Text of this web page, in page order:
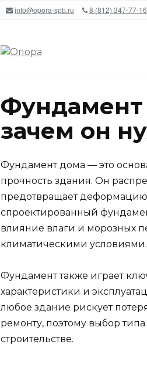
info@opora-spb.ru 8 (812) 347-77-16
Фундамент
зачем он
Фундамент дома — это
прочность здания. Он
предотвращает деформацию
спроектированный
влияние влаги и морозных
климатическими условиями.
Фундамент также играет
характеристики и
любое здание рискует
ремонту, поэтому выбор
строительстве.